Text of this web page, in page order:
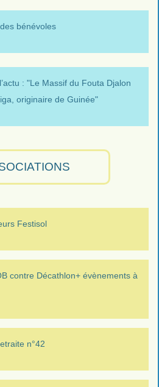
bénévoles
: "Le Massif du Fouta Djalon
originaire de Guinée"
Festisol
contre Décathlon+ évènements à
n°42